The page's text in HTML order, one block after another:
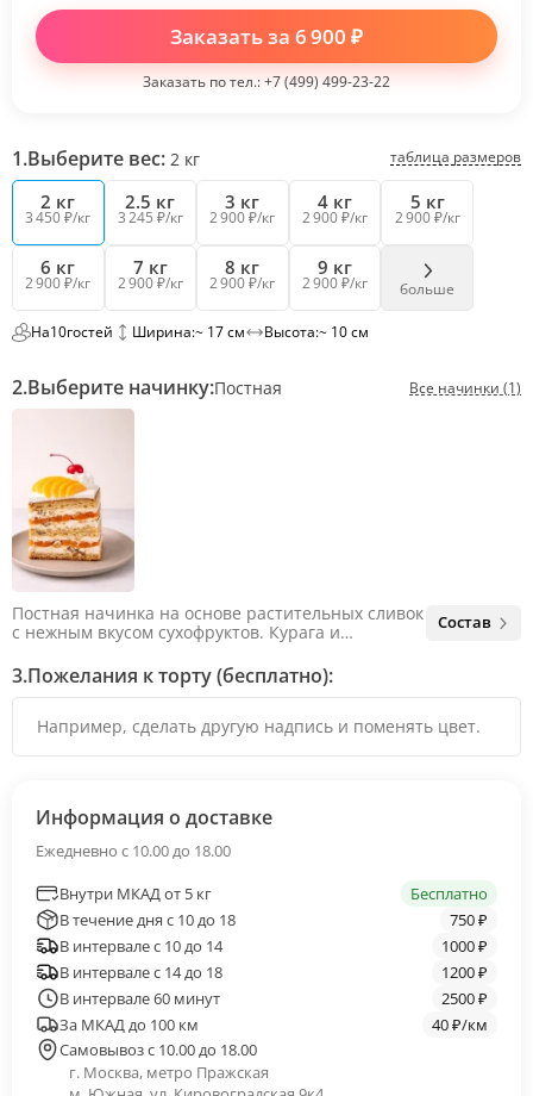
1.Выберите вес: 2 кг таблица размеров
2 кг
3 450 ₽/кг
2.5 кг
3 245 ₽/кг
3 кг
2 900 ₽/кг
4 кг
2 900 ₽/кг
5 кг
2 900 ₽/кг
6 кг
2 900 ₽/кг
7 кг
2 900 ₽/кг
8 кг
2 900 ₽/кг
9 кг
2 900 ₽/кг больше
На10гостей Ширина:~ 17 см Высота:~ 10 см
2.Выберите начинку:Постная Все начинки (1)
Постная начинка на основе растительных сливок
с нежным вкусом сухофруктов. Курага и
лёгкую карамельную нотку, грецкий орех
добавляет текстуру и глубину.
Состав
3.Пожелания к торту (бесплатно):
Заказать за 6 900 ₽
Заказать по тел.:+7 (499) 499-23-22
Информация о доставке
Ежедневно с 10.00 до 18.00
Внутри МКАД от 5 кг
Бесплатно
В течение дня с 10 до 18
750 ₽
В интервале с 10 до 14
1000 ₽
В интервале с 14 до 18
1200 ₽
В интервале 60 минут
2500 ₽
За МКАД до 100 км
40 ₽/км
Самовывоз с 10.00 до 18.00
г. Москва, метро Пражская